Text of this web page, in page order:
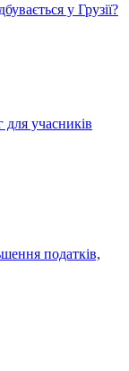
у Грузії?
для учасників
податків,